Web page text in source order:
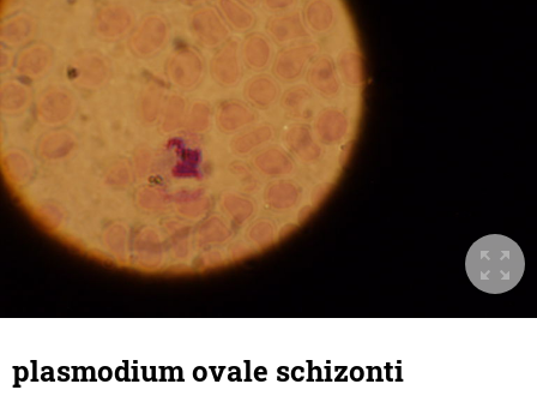
plasmodium ovale schizonti